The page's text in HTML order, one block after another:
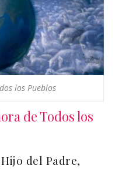
los Pueblos
de Todos los
del Padre,